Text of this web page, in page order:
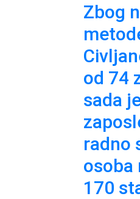
Zbog
od 74
sada
radno
osoba
170